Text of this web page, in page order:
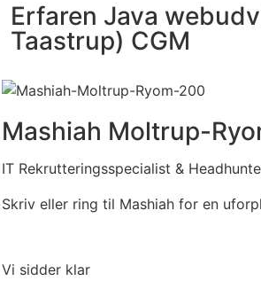
Erfaren Java
Taastrup) CGM
Mashiah Moltrup-
IT Rekrutteringsspecialist &
Skriv eller ring til Mashiah for en
Vi sidder klar